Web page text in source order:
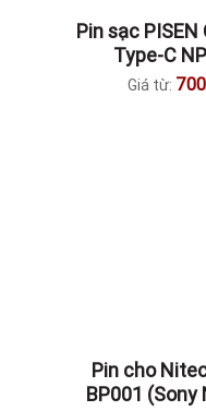
Pin sạc
Type-C
Giá từ:
Pin cho
BP001 (Sony